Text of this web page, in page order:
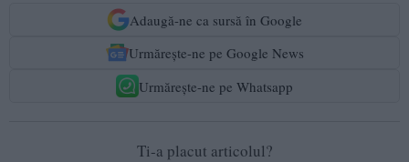
Adaugă-ne ca sursă în Google
Urmărește-ne pe Google News
Urmărește-ne pe Whatsapp
Ti-a placut articolul?